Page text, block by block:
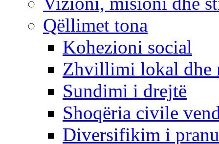
Qëllimet tona
Kohezioni social
Zhvillimi lokal dhe
Sundimi i drejtë
Shoqëria civile
Diversifikim i